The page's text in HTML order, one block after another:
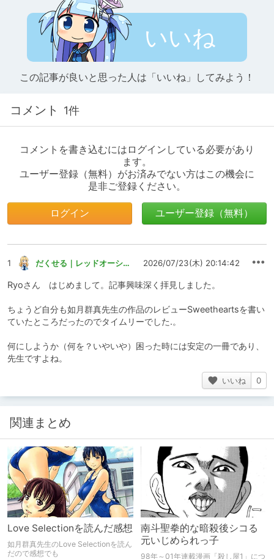
いいね
この記事が良いと思った人は「いいね」してみよう！
コメント 1件
コメントを書き込むにはログインしている必要があり
ます。
ユーザー登録（無料）がお済みでない方はこの機会に
是非ご登録ください。
ログイン ユーザー登録（無料）
1 だくせる｜レッドオーシャンで漂流する溺れかけクリエイター 2026/07/23(木) 20:14:42
Ryoさん はじめまして。記事興味深く拝見しました。
ちょうど自分も如月群真先生の作品のレビューSweetheartsを書い
ていたところだったのでタイムリーでした.。
何にしようか（何を？いやいや）困った時には安定の一冊であり、
先生ですよね。
いいね 0
関連まとめ
Love Selectionを読んだ感想
如月群真先生のLove Selectionを読ん
だので感想でも
南斗聖拳的な暗殺後シコる
元いじめられっ子
98年～01年連載漫画「殺し屋1」につ